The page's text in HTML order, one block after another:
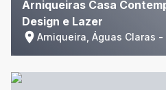
Arniqueiras Casa
Design e Lazer
Arniqueira, Águas Claras -